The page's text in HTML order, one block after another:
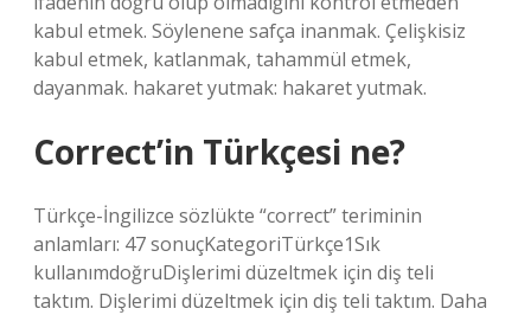
kabul etmek. Söylenene safça inanmak. Çelişkisiz
kabul etmek, katlanmak, tahammül etmek,
dayanmak. hakaret yutmak: hakaret yutmak.
Correct’in Türkçesi ne?
Türkçe-İngilizce sözlükte “correct” teriminin
anlamları: 47 sonuçKategoriTürkçe1Sık
kullanımdoğruDişlerimi düzeltmek için diş teli
taktım. Dişlerimi düzeltmek için diş teli taktım. Daha